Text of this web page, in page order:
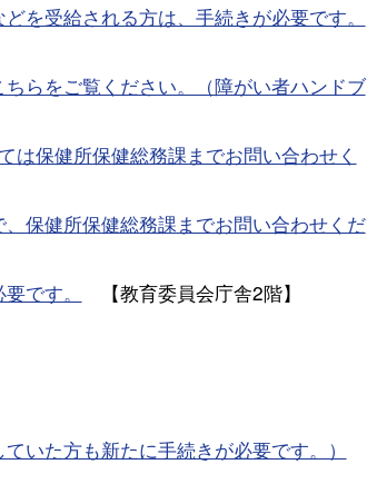
を受給される方は、手続きが必要です。
らをご覧ください。（障がい者ハンドブ
保健所保健総務課までお問い合わせく
保健所保健総務課までお問い合わせくだ
です。
【教育委員会庁舎2階】
いた方も新たに手続きが必要です。）